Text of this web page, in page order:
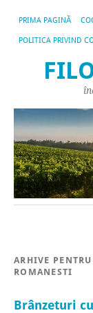
PRIMA PAGINĂ
POLITICA PRIVIND
ARHIVE
ROMANESTI
Brânzeturi